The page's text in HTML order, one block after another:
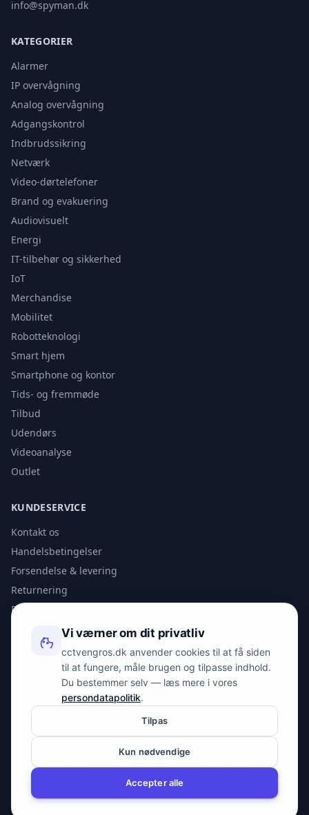
info@spyman.dk
KATEGORIER
Alarmer
IP overvågning
Analog overvågning
Adgangskontrol
Indbrudssikring
Netværk
Video-dørtelefoner
Brand og evakuering
Audiovisuelt
Energi
IT-tilbehør og sikkerhed
IoT
Merchandise
Mobilitet
Robotteknologi
Smart hjem
Smartphone og kontor
Tids- og fremmøde
Tilbud
Udendørs
Videoanalyse
Outlet
KUNDESERVICE
Kontakt os
Handelsbetingelser
Forsendelse & levering
Returnering
Privatlivspolitik
KONTAKT
info@spyman.dk
Peter Bangs Vej 153, 2000 Frederiksberg
© 2026 cctvengros.dk — En del af Spyman.dk. Alle rettigheder
CVR: 30605675
Vi værner om dit privatliv
cctvengros.dk anvender cookies til at få siden
til at fungere, måle brugen og tilpasse indhold.
Du bestemmer selv — læs mere i vores
persondatapolitik.
Tilpas
Kun nødvendige
Accepter alle